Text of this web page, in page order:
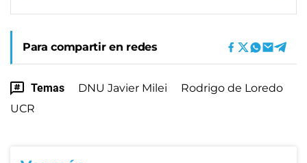
Para compartir en redes
Temas DNU Javier Milei
Rodrigo de Loredo
UCR